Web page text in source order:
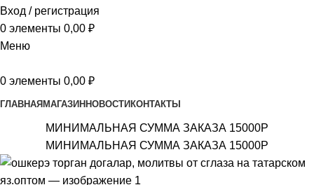
Вход / регистрация
0 элементы 0,00 ₽
Меню
0 элементы 0,00 ₽
ГЛАВНАЯ МАГАЗИН НОВОСТИ КОНТАКТЫ
МИНИМАЛЬНАЯ СУММА ЗАКАЗА 15000Р
МИНИМАЛЬНАЯ СУММА ЗАКАЗА 15000Р